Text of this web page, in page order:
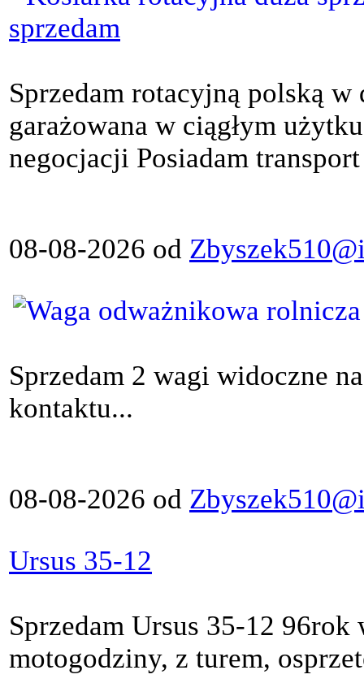
sprzedam
Sprzedam rotacyjną polską
garażowana w ciągłym
negocjacji Posiadam
08-08-2026 od
Sprzedam 2 wagi widoczne
kontaktu...
08-08-2026 od
Ursus 35-12
Sprzedam Ursus 35-12
motogodziny, z turem,